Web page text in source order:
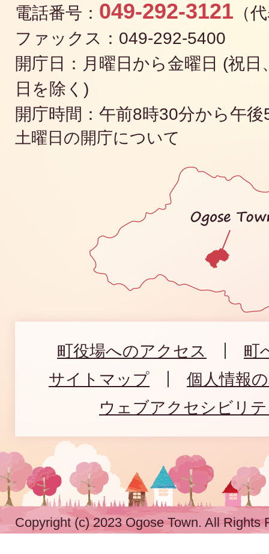
電話番号： 049-292-3121 （
ファックス：049-292-5400
開庁日：月曜日から金曜日 (祝
日を除く)
開庁時間：午前8時30分から午
土曜日の開庁について
町役場へのアクセス
町
サイトマップ
個人情報
ウェブアクセシビリ
Copyright (c) 2023 Ogose Town. All Rights